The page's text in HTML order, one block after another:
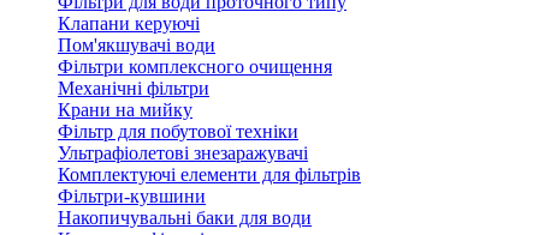
Клапани керуючі
Пом'якшувачі води
Фільтри комплексного очищення
Механічні фільтри
Крани на мийку
Фільтр для побутової техніки
Ультрафіолетові знезаражувачі
Комплектуючі елементи для фільтрів
Фільтри-кувшини
Накопичувальні баки для води